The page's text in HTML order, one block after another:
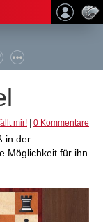
mir! 0 Kommentare
in der
Möglichkeit für ihn